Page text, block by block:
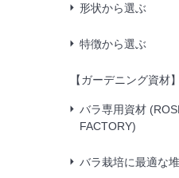
形状から選ぶ
特徴から選ぶ
【ガーデニング資材】
バラ専用資材
FACTORY)
バラ栽培に最適な